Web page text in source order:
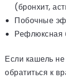
(бронхит,
Побочные
Рефлюксная
Если кашель
обратиться к